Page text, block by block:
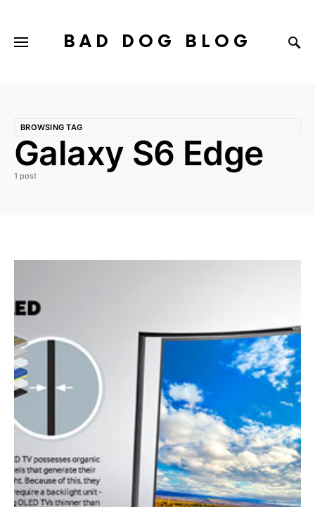
BAD DOG BLOG
BROWSING TAG
Galaxy S6 Edge
1 post